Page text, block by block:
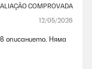
COMPROVADA
12/05/2026
описанието. Няма